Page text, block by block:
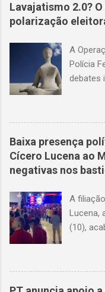
Lavajatismo 2.0?
polarização
A
Polícia
debates
provas
da
política
Baixa presença
Cícero Lucena ao
negativas nos
A
Lucena,
(10),
evento.
nos